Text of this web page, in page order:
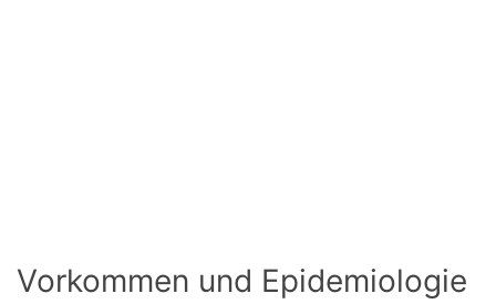
Vorkommen und Epidemiologie